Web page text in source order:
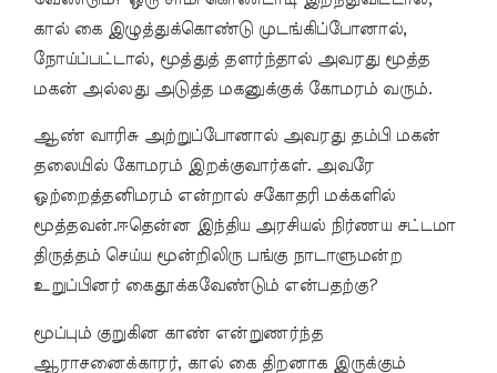
கால் கை இழுத்துக்கொண்டு முடங்கிப்போனால்,
நோய்ப்பட்டால், மூத்துத் தளர்ந்தால் அவரது மூத்த
மகன் அல்லது அடுத்த மகனுக்குக் கோமரம் வரும்.
ஆண் வாரிசு அற்றுப்போனால் அவரது தம்பி மகன்
தலையில் கோமரம் இறக்குவார்கள். அவரே
ஒற்றைத்தனிமரம் என்றால் சகோதரி மக்களில்
மூத்தவன்.ஈதென்ன இந்திய அரசியல் நிர்ணய சட்டமா
திருத்தம் செய்ய மூன்றிலிரு பங்கு நாடாளுமன்ற
உறுப்பினர் கைதூக்கவேண்டும் என்பதற்கு?
மூப்பும் குறுகின காண் என்றுணர்ந்த
ஆராசனைக்காரர், கால் கை திறனாக இருக்கும்